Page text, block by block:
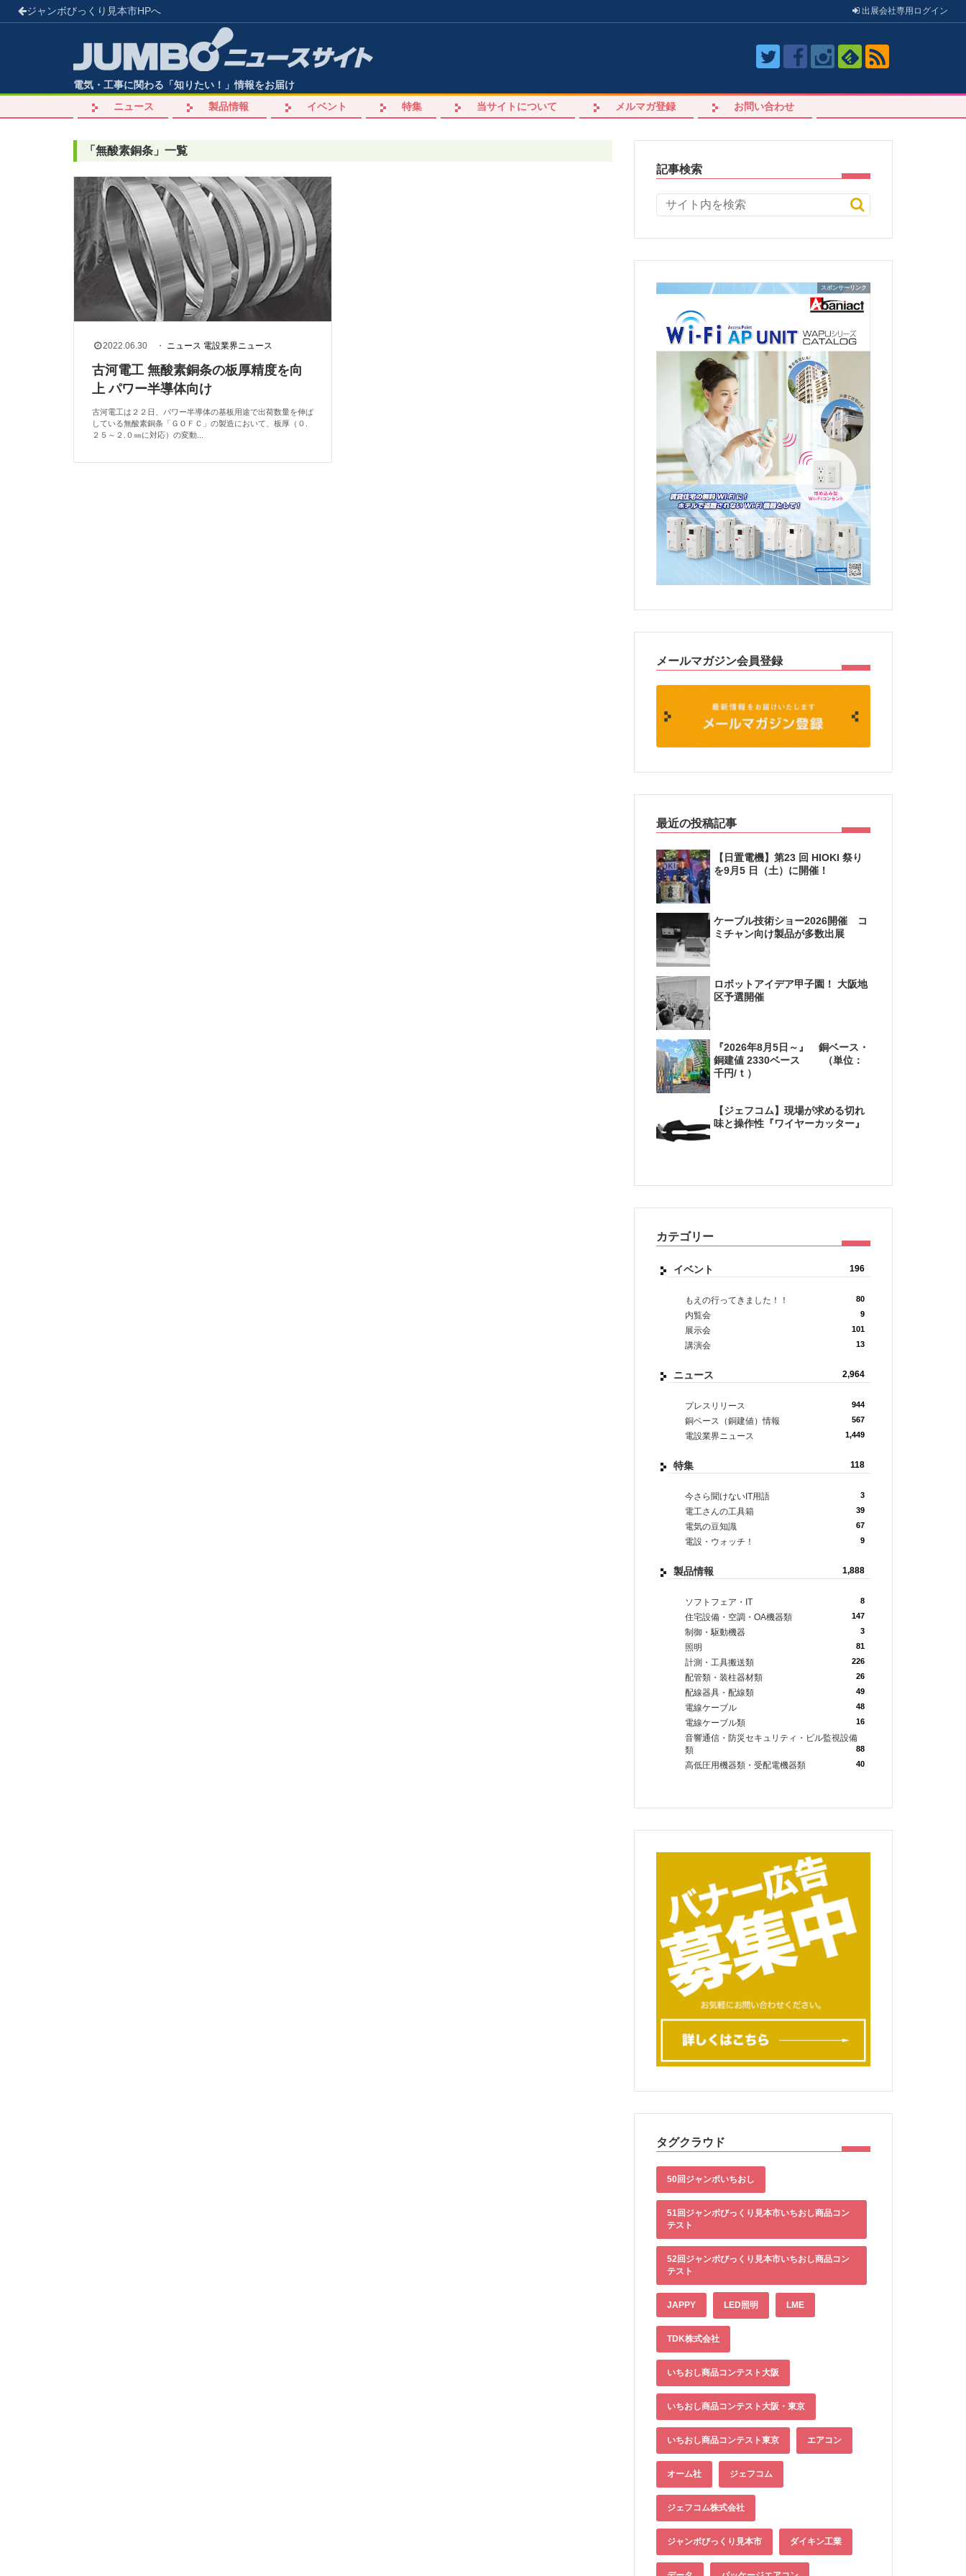
ジャンボびっくり見本市HPへ 出展会社専用 ログイン
電気・工事に関わる「知りたい！」情報をお届け
ニュース
製品情報 イベント 特集 当サイトについて メルマガ登録 お問い合わせ
「 無酸素銅条 」 一覧
2022.06.30 ・ ニュース 電設業界ニュース
古河電工 無酸素銅条の板厚精度を向
上 パワー半導体向け
古河電工は２２日、パワー半導体の基板用途で出荷数量を伸ば
している無酸素銅条「ＧＯＦＣ」の製造において、板厚（０.
２５～２.０㎜に対応）の変動...
記事検索
メールマガジン会員登録
最近の投稿記事
【日置電機】第23 回 HIOKI 祭り
を9月5 日（土）に開催！
ケーブル技術ショー2026開催 コ
ミチャン向け製品が多数出展
ロボットアイデア甲子園！ 大阪地
区予選開催
『2026年8月5日～』 銅ベース・
銅建値 2330ベース （単位：
千円/ｔ）
【ジェフコム】現場が求める切れ
味と操作性『ワイヤーカッター』
カテゴリー
イベント 196
もえの行ってきました！！ 80
内覧会 9
展示会 101
講演会 13
ニュース 2,964
プレスリリース 944
銅ベース（銅建値）情報 567
電設業界ニュース 1,449
特集 118
今さら聞けないIT用語 3
電工さんの工具箱 39
電気の豆知識 67
電設・ウォッチ！ 9
製品情報 1,888
ソフトフェア・IT 8
住宅設備・空調・OA機器類 147
制御・駆動機器 3
照明 81
計測・工具搬送類 226
配管類・装柱器材類 26
配線器具・配線類 49
電線ケーブル 48
電線ケーブル類 16
音響通信・防災セキュリティ・ビル監視設備
類
88
高低圧用機器類・受配電機器類 40
タグクラウド
50回ジャンボいちおし
51回ジャンボびっくり見本市いちおし商品コン
テスト
52回ジャンボびっくり見本市いちおし商品コン
テスト
JAPPY LED照明 LME
TDK株式会社
いちおし商品コンテスト大阪
いちおし商品コンテスト大阪・東京
いちおし商品コンテスト東京 エアコン
オーム社 ジェフコム
ジェフコム株式会社
ジャンボびっくり見本市 ダイキン工業